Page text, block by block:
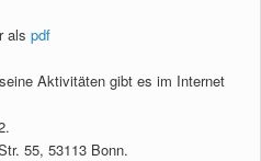
als pdf
Aktivitäten gibt es im Internet
55, 53113 Bonn.